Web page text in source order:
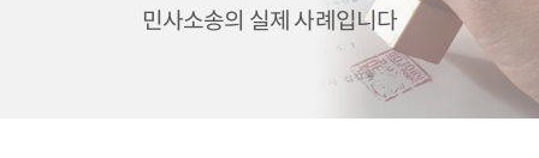
민사소송의 실제 사례입니다